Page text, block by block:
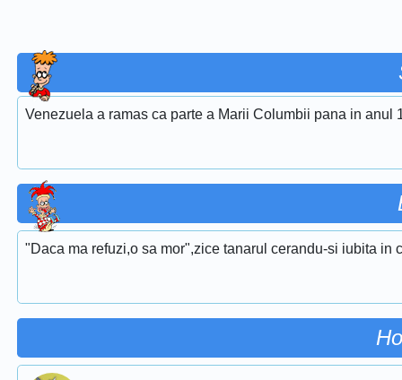
Venezuela a ramas ca parte a Marii Columbii pana in anul
"Daca ma refuzi,o sa mor",zice tanarul cerandu-si iubita